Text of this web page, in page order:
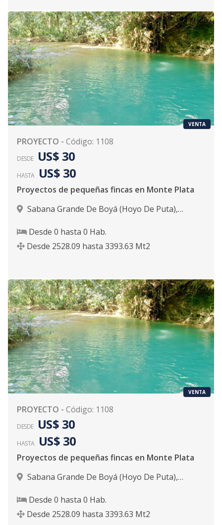
VENTA
PROYECTO - Código: 1108
DESDE US$ 30
HASTA US$ 30
Proyectos de pequeñas fincas en Monte Plata
Sabana Grande De Boyá (Hoyo De Puta),
Desde 0 hasta 0 Hab.
Desde 2528.09 hasta 3393.63 Mt2
VENTA
PROYECTO - Código: 1108
DESDE US$ 30
HASTA US$ 30
Proyectos de pequeñas fincas en Monte Plata
Sabana Grande De Boyá (Hoyo De Puta),
Desde 0 hasta 0 Hab.
Desde 2528.09 hasta 3393.63 Mt2